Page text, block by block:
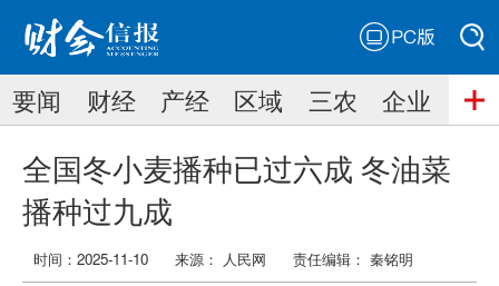
搜索
搜索
要闻 财经 产经 区域 三农 企业
全国冬小麦播种已过六成 冬油菜
播种过九成
时间：2025-11-10 来源： 人民网 责任编辑： 秦铭明